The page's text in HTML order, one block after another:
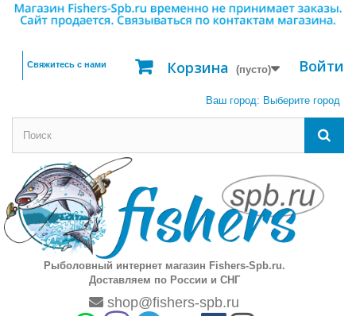
Войти
Корзина (пусто)
Свяжитесь с нами
Ваш город: Выберите город
Рыболовный интернет магазин Fishers-Spb.ru.
Доставляем по России и СНГ
shop@fishers-spb.ru